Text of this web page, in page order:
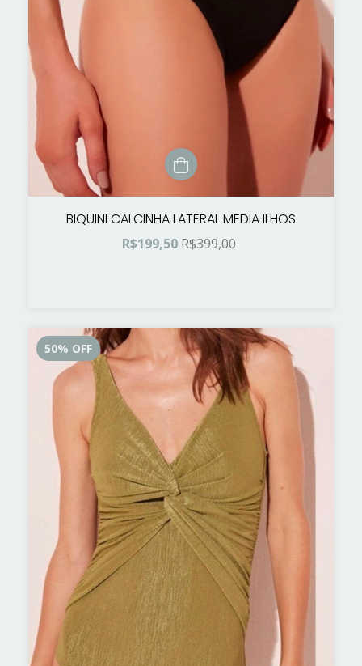
BIQUINI CALCINHA LATERAL MEDIA ILHOS
R$199,50R$399,00
50% OFF